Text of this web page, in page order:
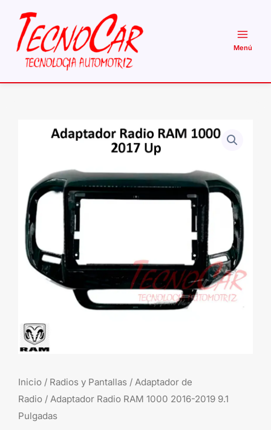
contenido
Inicio / Radios y Pantallas / Adaptador de
Radio / Adaptador Radio RAM 1000 2016-2019 9.1
Pulgadas
Adaptador
1000
2016-
2019
9.1
Pulgadas
cantidad